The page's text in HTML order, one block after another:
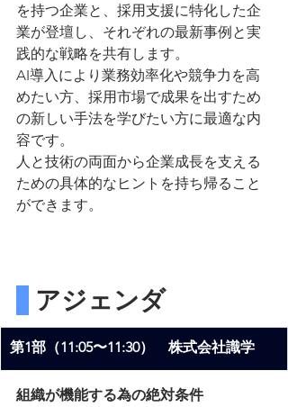
を持つ企業と、採用支援に特化した企
業が登壇し、それぞれの最新事例と実
践的な戦略を共有します。
AI導入により業務効率化や競争力を高
めたい方、採用市場で成果を出すため
の新しい手法を学びたい方に最適な内
容です。
人と技術の両面から企業成長を支える
ための具体的なヒントを持ち帰ること
ができます。
アジェンダ
第1部（11:05〜11:30）　株式会社識学
組織が機能する為の絶対条件